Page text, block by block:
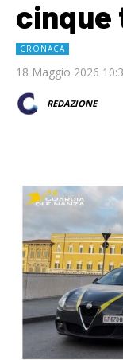
CRONACA
18 Maggio 2026
REDAZIONE